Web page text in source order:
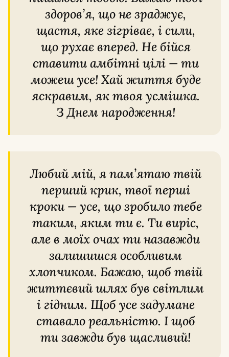
здоров’я, що не зраджує,
щастя, яке зігріває, і сили,
що рухає вперед. Не бійся
ставити амбітні цілі — ти
можеш усе! Хай життя буде
яскравим, як твоя усмішка.
З Днем народження!
Любий мій, я пам’ятаю твій
перший крик, твої перші
кроки — усе, що зробило тебе
таким, яким ти є. Ти виріс,
але в моїх очах ти назавжди
залишишся особливим
хлопчиком. Бажаю, щоб твій
життєвий шлях був світлим
і гідним. Щоб усе задумане
ставало реальністю. І щоб
ти завжди був щасливий!